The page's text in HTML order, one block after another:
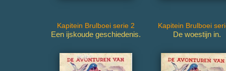
Kapitein Brulboei serie 2
Een ijskoude geschiedenis.
Kapitein Brulboei
De woestijn in.